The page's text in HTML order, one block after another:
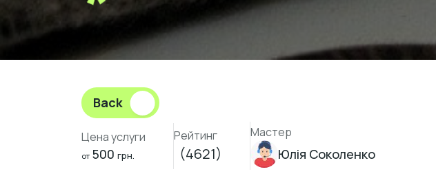
Back
Цена услуги
от 500 грн.
Рейтинг
(4621)
Мастер
Юлія Соколенко